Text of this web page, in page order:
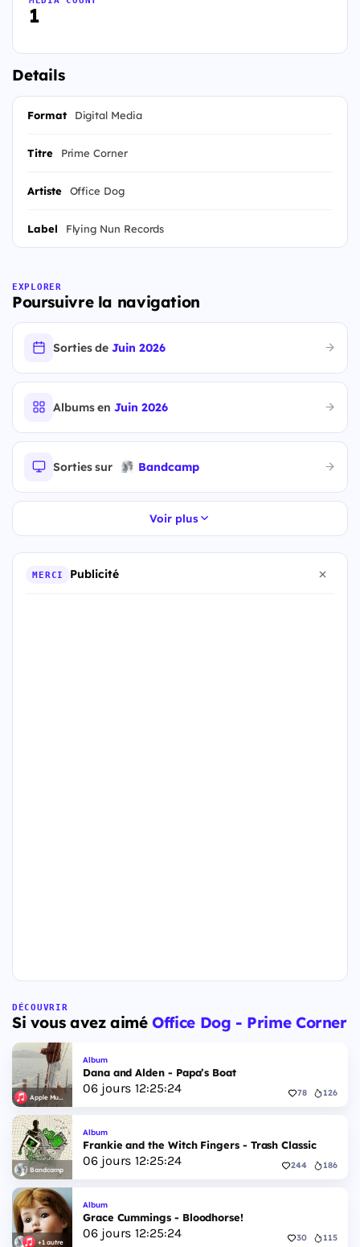
1
Details
Format Digital Media
Titre Prime Corner
Artiste Office Dog
Label Flying Nun Records
EXPLORER
Poursuivre la navigation
Sorties deJuin 2026
Albums enJuin 2026
Sorties sur Bandcamp
Voir plus
MERCI Publicité
DÉCOUVRIR
Si vous avez aiméOffice Dog - Prime Corner
Apple Music
Album
Dana and Alden - Papa’s Boat
06jours 12:25:23 78 126
Bandcamp
Album
Frankie and the Witch Fingers - Trash Classic
06jours 12:25:23 244 186
+1 autre
Album
Grace Cummings - Bloodhorse!
06jours 12:25:23 30 115